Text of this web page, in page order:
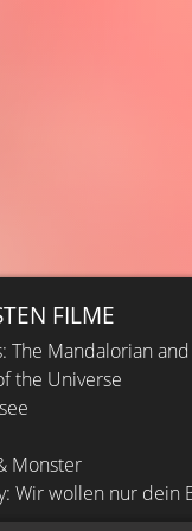
FILME
The Mandalorian
the Universe
Monster
Wir wollen nur dein